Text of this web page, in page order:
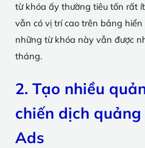
từ khóa ấy thường tiêu tốn rất
vẫn có vị trí cao trên bảng
những từ khóa này vẫn được
tháng.
2. Tạo nhiều
chiến dịch
Ads